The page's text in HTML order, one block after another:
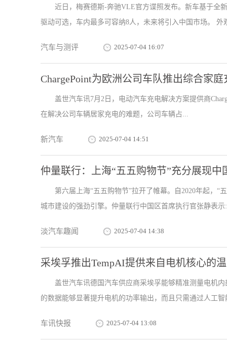
近日，梅赛德斯-奔驰VLE官方谍照发布。新车基于全
驱动可选，车内最多可容纳8人，未来将引入中国市场。 外
汽车与测评 2025-07-04 16:07
ChargePoint为欧洲公司车队推出综合家
盖世汽车讯7月2日，电动汽车充电解决方案提供商
在解决公司车辆居家充电的难题，公司车辆占...
新汽车 2025-07-04 14:51
仲量联行：上海“五五购物节”充分展现
第六届上海“五五购物节”拉开了帷幕。自2020年起，
城市建设的强劲引擎。仲量联行中国区首席执行官张静表示
淡汽车趣闻 2025-07-04 14:38
采埃孚推出TempAI提供来自电机核心的
盖世汽车讯德国汽车供应商采埃孚能够精准测量电机
的数据能够显著提升电机的功率输出，而且只需通过人工
车讯快报 2025-07-04 13:08